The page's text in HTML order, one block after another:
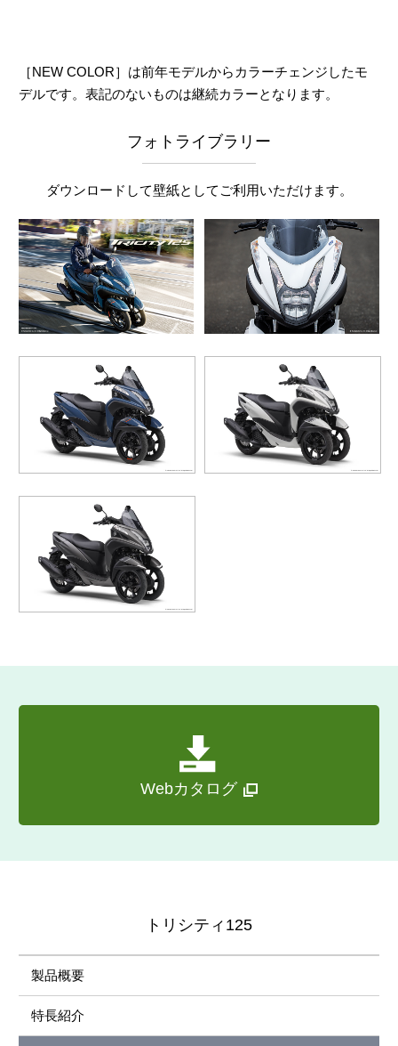
［NEW COLOR］は前年モデルからカラーチェンジしたモ
デルです。表記のないものは継続カラーとなります。
フォトライブラリー
ダウンロードして壁紙としてご利用いただけます。
Webカタログ
トリシティ125
製品概要
特長紹介